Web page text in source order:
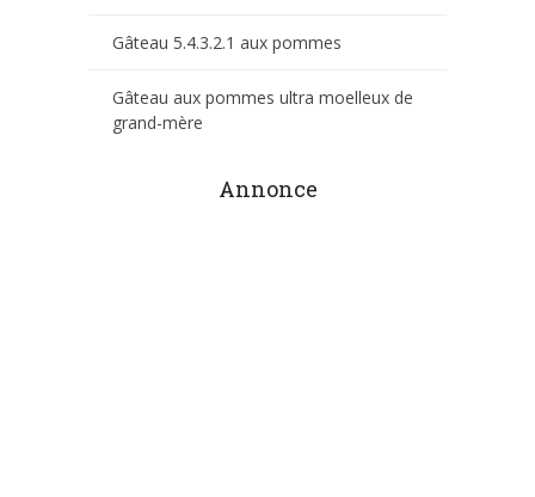
Gâteau 5.4.3.2.1 aux pommes
Gâteau aux pommes ultra moelleux de
grand-mère
Annonce